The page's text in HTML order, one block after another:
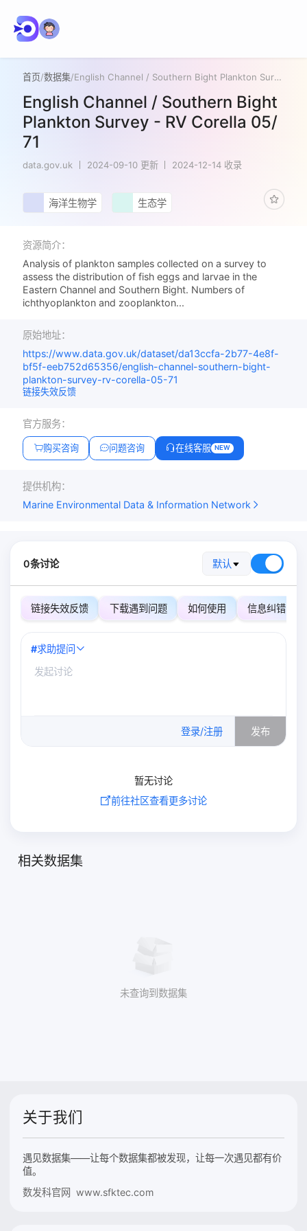
首页/数据集/ English Channel / Southern Bight Plankton Survey - RV Corella 05/71
English Channel / Southern Bight
Plankton Survey - RV Corella 05/
71
data.gov.uk 2024-09-10 更新 2024-12-14 收录
海洋生物学 生态学
资源简介：
Analysis of plankton samples collected on a survey to
assess the distribution of fish eggs and larvae in the
Eastern Channel and Southern Bight. Numbers of
ichthyoplankton and zooplankton...
原始地址：
https://www.data.gov.uk/dataset/da13ccfa-2b77-4e8f-
bf5f-eeb752d65356/english-channel-southern-bight-
plankton-survey-rv-corella-05-71
链接失效反馈
官方服务：
购买咨询 问题咨询 在线客服 NEW
提供机构：
Marine Environmental Data & Information Network
0条讨论 默认
链接失效反馈 下载遇到问题 如何使用 信息纠错
#求助提问
登录/注册 发布
暂无讨论
前往社区查看更多讨论
相关数据集
未查询到数据集
关于我们
遇见数据集——让每个数据集都被发现，让每一次遇见都有价
值。
数发科官网 www.sfktec.com